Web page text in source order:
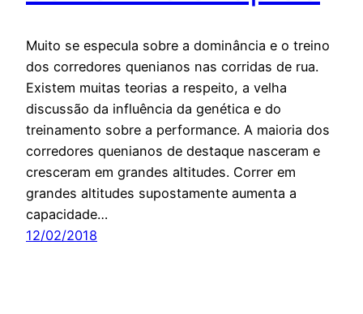
Muito se especula sobre a dominância e o treino
dos corredores quenianos nas corridas de rua.
Existem muitas teorias a respeito, a velha
discussão da influência da genética e do
treinamento sobre a performance. A maioria dos
corredores quenianos de destaque nasceram e
cresceram em grandes altitudes. Correr em
grandes altitudes supostamente aumenta a
capacidade…
12/02/2018